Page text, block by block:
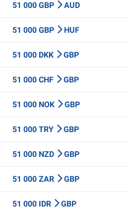
51 000 GBP AUD
51 000 GBP HUF
51 000 DKK GBP
51 000 CHF GBP
51 000 NOK GBP
51 000 TRY GBP
51 000 NZD GBP
51 000 ZAR GBP
51 000 IDR GBP